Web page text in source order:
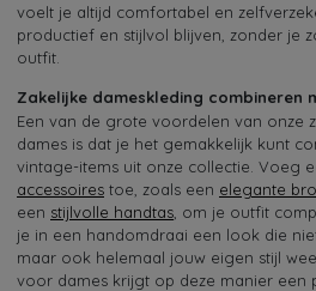
voelt je altijd comfortabel en
productief en stijlvol blijven, zonder je
outfit.
Zakelijke dameskleding combineren
Een van de grote voordelen van onze
dames is dat je het gemakkelijk kunt
vintage-items uit onze collectie. Voeg
accessoires toe, zoals een elegante
een stijlvolle handtas , om je outfit
je in een handomdraai een look die
maar ook helemaal jouw eigen stijl
voor dames krijgt op deze manier een